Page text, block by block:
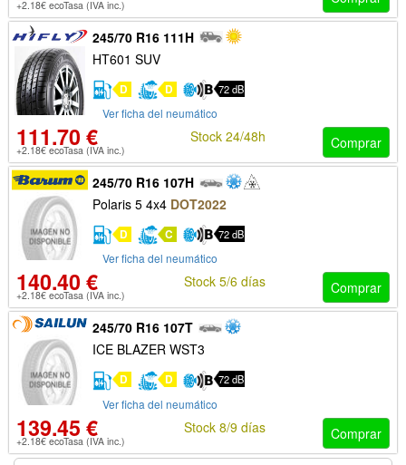
+2.18€ ecoTasa (IVA inc.)
245/70 R16 111H
HT601 SUV
D D 72 dB
Ver ficha del neumático
111.70 €
+2.18€ ecoTasa (IVA inc.) Comprar
Stock 24/48h
245/70 R16 107H
Polaris 5 4x4 DOT2022
D C 72 dB
Ver ficha del neumático
140.40 €
+2.18€ ecoTasa (IVA inc.) Comprar
Stock 5/6 días
245/70 R16 107T
ICE BLAZER WST3
D D 72 dB
Ver ficha del neumático
139.45 €
+2.18€ ecoTasa (IVA inc.) Comprar
Stock 8/9 días